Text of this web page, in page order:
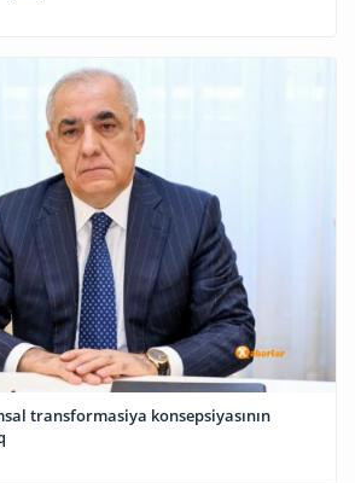
transformasiya konsepsiyasının